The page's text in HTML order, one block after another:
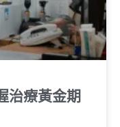
治療黃金期